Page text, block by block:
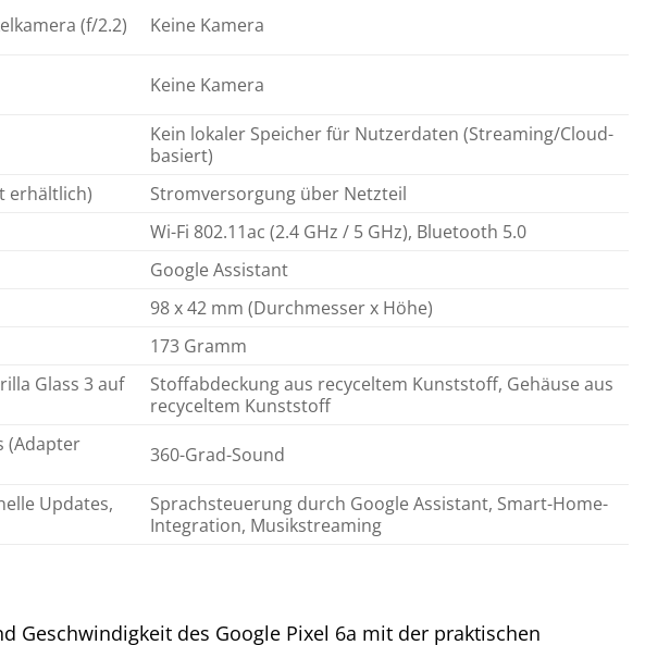
(f/2.2) Keine Kamera
Keine Kamera
Kein lokaler Speicher für Nutzerdaten (Streaming/Cloud-
basiert)
erhältlich)
Stromversorgung über Netzteil
Wi-Fi 802.11ac (2.4 GHz / 5 GHz), Bluetooth 5.0
Google Assistant
98 x 42 mm (Durchmesser x Höhe)
173 Gramm
Glass 3 auf
Stoffabdeckung aus recyceltem Kunststoff, Gehäuse aus
recyceltem Kunststoff
(Adapter
360-Grad-Sound
Updates,
Sprachsteuerung durch Google Assistant, Smart-Home-
Integration, Musikstreaming
Geschwindigkeit des Google Pixel 6a mit der praktischen